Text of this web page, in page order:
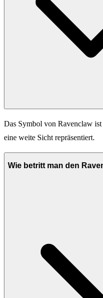
Das Symbol von Ravenclaw
eine weite Sicht repräsentiert.
Wie betritt man den